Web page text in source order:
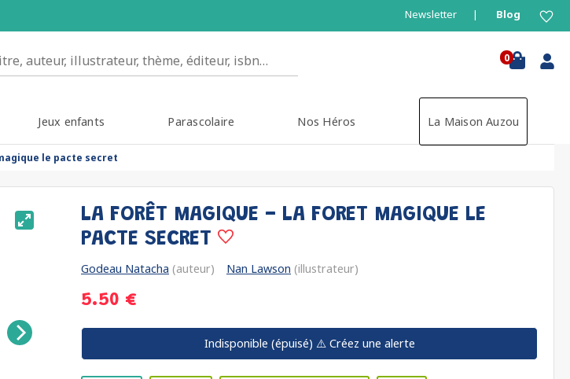
Newsletter Blog
0
Jeux enfants Parascolaire Nos Héros La Maison Auzou
le pacte secret
LA FORÊT MAGIQUE - LA FORET MAGIQUE LE
PACTE SECRET
Godeau Natacha (auteur) Nan Lawson (illustrateur)
5.50 €
Indisponible (épuisé) ⚠️ Créez une alerte